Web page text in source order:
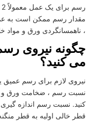
مقدار رسم ممکن است به
، ناهمسانگردی ورق و مواد
چگونه نیروی
می کنید؟
نیروی لازم برای رسم
نسبت رسم ، ضخامت ورق و
کنید. نسبت رسم اندازه
قطر خالی اولیه به قطر